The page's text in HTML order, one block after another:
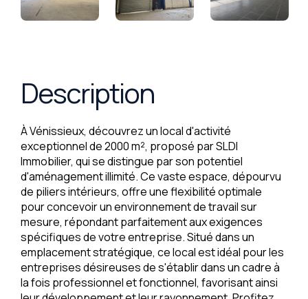
Description
À Vénissieux, découvrez un local d'activité
exceptionnel de 2000 m², proposé par SLDI
Immobilier, qui se distingue par son potentiel
d'aménagement illimité. Ce vaste espace, dépourvu
de piliers intérieurs, offre une flexibilité optimale
pour concevoir un environnement de travail sur
mesure, répondant parfaitement aux exigences
spécifiques de votre entreprise. Situé dans un
emplacement stratégique, ce local est idéal pour les
entreprises désireuses de s'établir dans un cadre à
la fois professionnel et fonctionnel, favorisant ainsi